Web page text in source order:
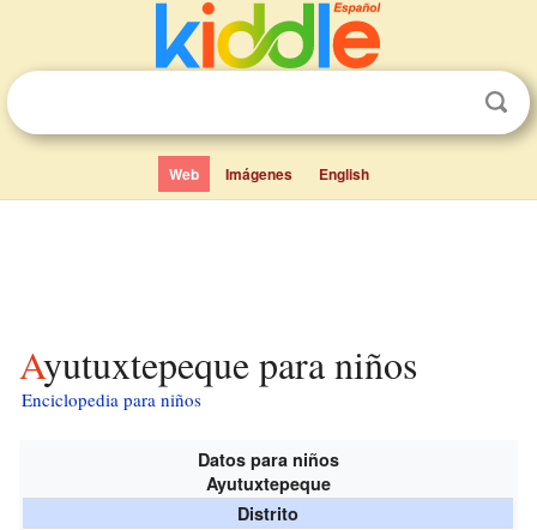
Web Imágenes English
Ayutuxtepeque para niños
Enciclopedia para niños
Datos para niños
Ayutuxtepeque
Distrito